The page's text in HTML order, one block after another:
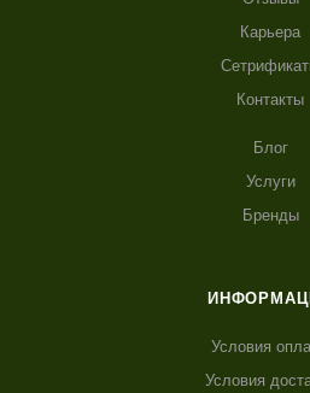
Карьера
Контакты
Блог
Услуги
Бренды
Условия
Условия